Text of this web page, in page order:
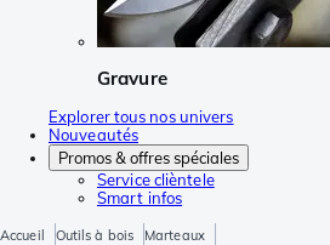
Gravure
Explorer tous nos univers
Nouveautés
Promos & offres spéciales
Service clièntele
Smart infos
Accueil Outils à bois
Marteaux